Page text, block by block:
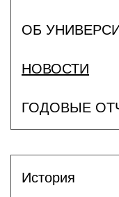
ОБ
НОВОСТИ
ГОДОВЫЕ
История